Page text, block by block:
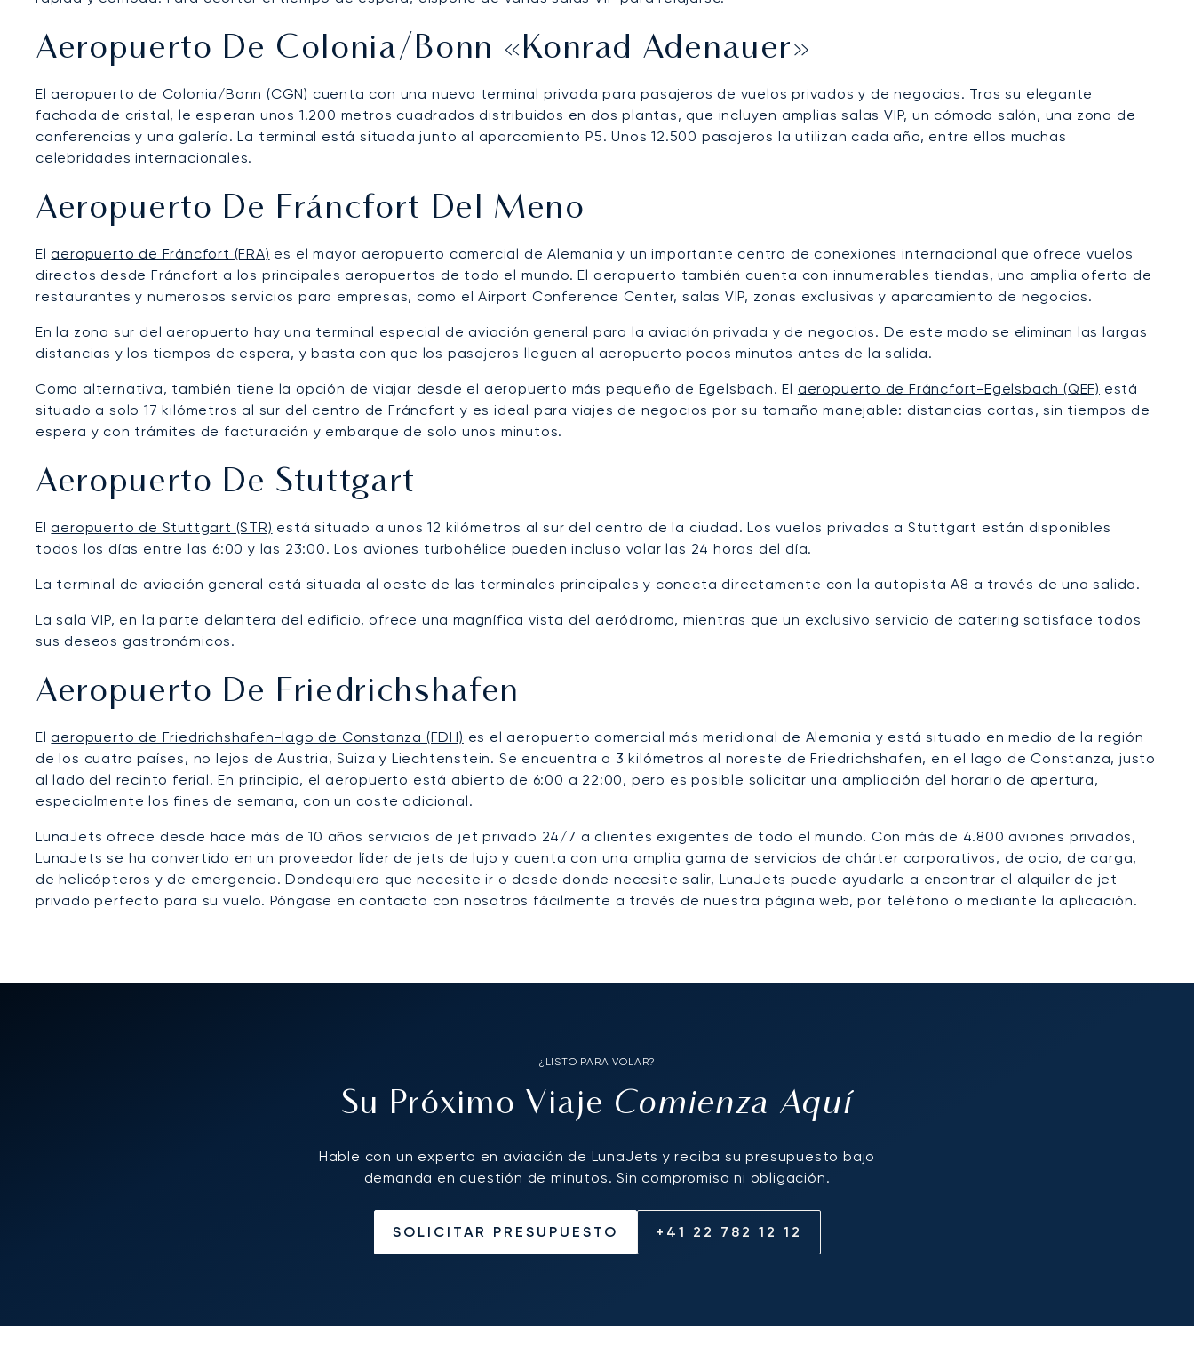
Aeropuerto De Colonia/Bonn «Konrad Adenauer»
El aeropuerto de Colonia/Bonn (CGN) cuenta con una nueva terminal privada para pasajeros de vuelos privados y de negocios. Tras su elegante
fachada de cristal, le esperan unos 1.200 metros cuadrados distribuidos en dos plantas, que incluyen amplias salas VIP, un cómodo salón, una zona de
conferencias y una galería. La terminal está situada junto al aparcamiento P5. Unos 12.500 pasajeros la utilizan cada año, entre ellos muchas
celebridades internacionales.
Aeropuerto De Fráncfort Del Meno
El aeropuerto de Fráncfort (FRA) es el mayor aeropuerto comercial de Alemania y un importante centro de conexiones internacional que ofrece vuelos
directos desde Fráncfort a los principales aeropuertos de todo el mundo. El aeropuerto también cuenta con innumerables tiendas, una amplia oferta de
restaurantes y numerosos servicios para empresas, como el Airport Conference Center, salas VIP, zonas exclusivas y aparcamiento de negocios.
En la zona sur del aeropuerto hay una terminal especial de aviación general para la aviación privada y de negocios. De este modo se eliminan las largas
distancias y los tiempos de espera, y basta con que los pasajeros lleguen al aeropuerto pocos minutos antes de la salida.
Como alternativa, también tiene la opción de viajar desde el aeropuerto más pequeño de Egelsbach. El aeropuerto de Fráncfort-Egelsbach (QEF) está
situado a solo 17 kilómetros al sur del centro de Fráncfort y es ideal para viajes de negocios por su tamaño manejable: distancias cortas, sin tiempos de
espera y con trámites de facturación y embarque de solo unos minutos.
Aeropuerto De Stuttgart
El aeropuerto de Stuttgart (STR) está situado a unos 12 kilómetros al sur del centro de la ciudad. Los vuelos privados a Stuttgart están disponibles
todos los días entre las 6:00 y las 23:00. Los aviones turbohélice pueden incluso volar las 24 horas del día.
La terminal de aviación general está situada al oeste de las terminales principales y conecta directamente con la autopista A8 a través de una salida.
La sala VIP, en la parte delantera del edificio, ofrece una magnífica vista del aeródromo, mientras que un exclusivo servicio de catering satisface todos
sus deseos gastronómicos.
Aeropuerto De Friedrichshafen
El aeropuerto de Friedrichshafen-lago de Constanza (FDH) es el aeropuerto comercial más meridional de Alemania y está situado en medio de la región
de los cuatro países, no lejos de Austria, Suiza y Liechtenstein. Se encuentra a 3 kilómetros al noreste de Friedrichshafen, en el lago de Constanza, justo
al lado del recinto ferial. En principio, el aeropuerto está abierto de 6:00 a 22:00, pero es posible solicitar una ampliación del horario de apertura,
especialmente los fines de semana, con un coste adicional.
LunaJets ofrece desde hace más de 10 años servicios de jet privado 24/7 a clientes exigentes de todo el mundo. Con más de 4.800 aviones privados,
LunaJets se ha convertido en un proveedor líder de jets de lujo y cuenta con una amplia gama de servicios de chárter corporativos, de ocio, de carga,
de helicópteros y de emergencia. Dondequiera que necesite ir o desde donde necesite salir, LunaJets puede ayudarle a encontrar el alquiler de jet
privado perfecto para su vuelo. Póngase en contacto con nosotros fácilmente a través de nuestra página web, por teléfono o mediante la aplicación.
¿LISTO PARA VOLAR?
Su Próximo Viaje Comienza Aquí
Hable con un experto en aviación de LunaJets y reciba su presupuesto bajo
demanda en cuestión de minutos. Sin compromiso ni obligación.
SOLICITAR PRESUPUESTO +41 22 782 12 12